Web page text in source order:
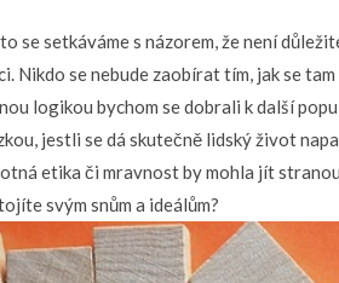
se setkáváme s názorem, že není
Nikdo se nebude zaobírat tím, jak se
logikou bychom se dobrali k další
jestli se dá skutečně lidský život
etika či mravnost by mohla jít
svým snům a ideálům?